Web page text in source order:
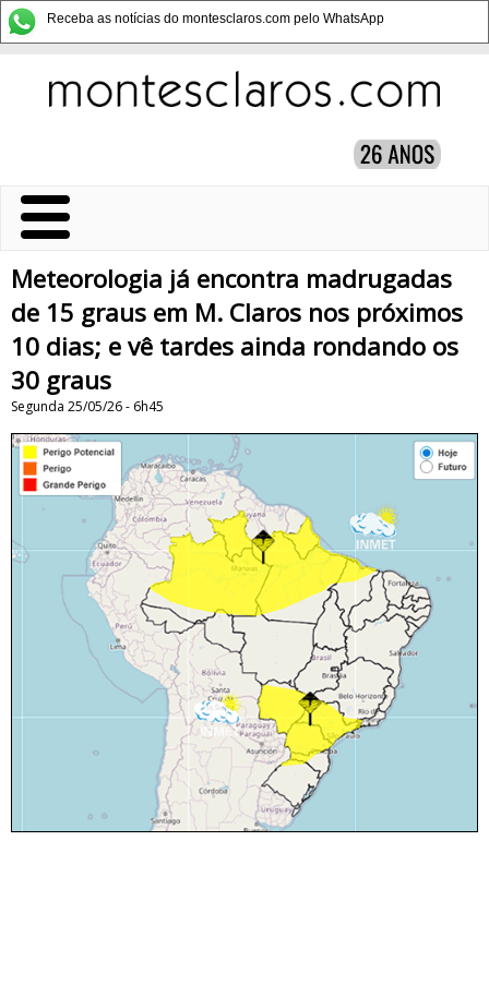
Receba as notícias do montesclaros.com pelo WhatsApp
Meteorologia já encontra madrugadas
de 15 graus em M. Claros nos próximos
10 dias; e vê tardes ainda rondando os
30 graus
Segunda 25/05/26 - 6h45